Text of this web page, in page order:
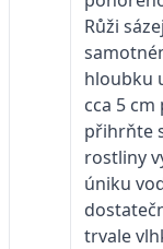
Růži
hloubku
cca 5
přihrňte
rostliny
úniku
trvale